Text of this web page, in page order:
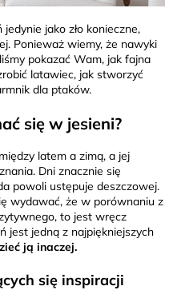
jako zło konieczne,
Ponieważ wiemy, że nawyki
pokazać Wam, jak fajna
latawiec, jak stworzyć
dla ptaków.
się w jesieni?
latem a zimą, a jej
Dni znacznie się
powoli ustępuje deszczowej.
wydawać, że w porównaniu z
to jest wręcz
jest jedną z najpiękniejszych
ją inaczej.
się inspiracji